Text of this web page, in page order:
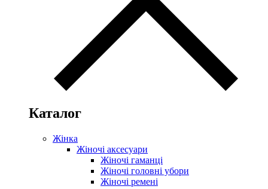
Каталог
Жінка
Жіночі аксесуари
Жіночі гаманці
Жіночі головні убори
Жіночі ремені